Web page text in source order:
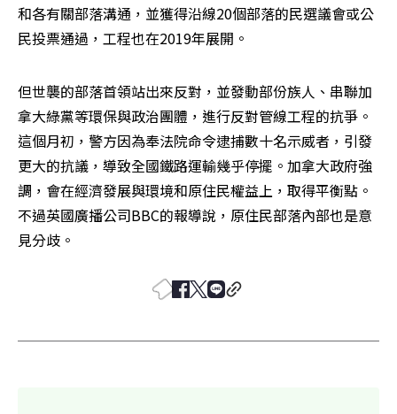
和各有關部落溝通，並獲得沿線20個部落的民選議會或公
民投票通過，工程也在2019年展開。
但世襲的部落首領站出來反對，並發動部份族人、串聯加
拿大綠黨等環保與政治團體，進行反對管線工程的抗爭。
這個月初，警方因為奉法院命令逮捕數十名示威者，引發
更大的抗議，導致全國鐵路運輸幾乎停擺。加拿大政府強
調，會在經濟發展與環境和原住民權益上，取得平衡點。
不過英國廣播公司BBC的報導說，原住民部落內部也是意
見分歧。